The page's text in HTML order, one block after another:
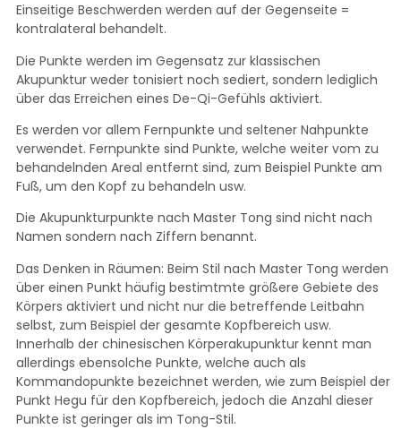
Einseitige Beschwerden werden auf der Gegenseite =
kontralateral behandelt.
Die Punkte werden im Gegensatz zur klassischen
Akupunktur weder tonisiert noch sediert, sondern lediglich
über das Erreichen eines De-Qi-Gefühls aktiviert.
Es werden vor allem Fernpunkte und seltener Nahpunkte
verwendet. Fernpunkte sind Punkte, welche weiter vom zu
behandelnden Areal entfernt sind, zum Beispiel Punkte am
Fuß, um den Kopf zu behandeln usw.
Die Akupunkturpunkte nach Master Tong sind nicht nach
Namen sondern nach Ziffern benannt.
Das Denken in Räumen: Beim Stil nach Master Tong werden
über einen Punkt häufig bestimtmte größere Gebiete des
Körpers aktiviert und nicht nur die betreffende Leitbahn
selbst, zum Beispiel der gesamte Kopfbereich usw.
Innerhalb der chinesischen Körperakupunktur kennt man
allerdings ebensolche Punkte, welche auch als
Kommandopunkte bezeichnet werden, wie zum Beispiel der
Punkt Hegu für den Kopfbereich, jedoch die Anzahl dieser
Punkte ist geringer als im Tong-Stil.